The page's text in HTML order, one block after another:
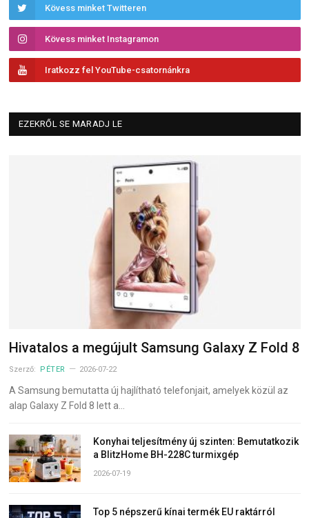
Kövess minket Twitteren
Kövess minket Instagramon
Iratkozz fel YouTube-csatornánkra
EZEKRŐL SE MARADJ LE
Hivatalos a megújult Samsung Galaxy Z Fold 8
Szerző: PÉTER 2026-07-22
A Samsung bemutatta új hajlítható telefonjait, amelyek közül az
alap Galaxy Z Fold 8 lett a…
Konyhai teljesítmény új szinten: Bemutatkozik
a BlitzHome BH-228C turmixgép
2026-07-19
Top 5 népszerű kínai termék EU raktárról